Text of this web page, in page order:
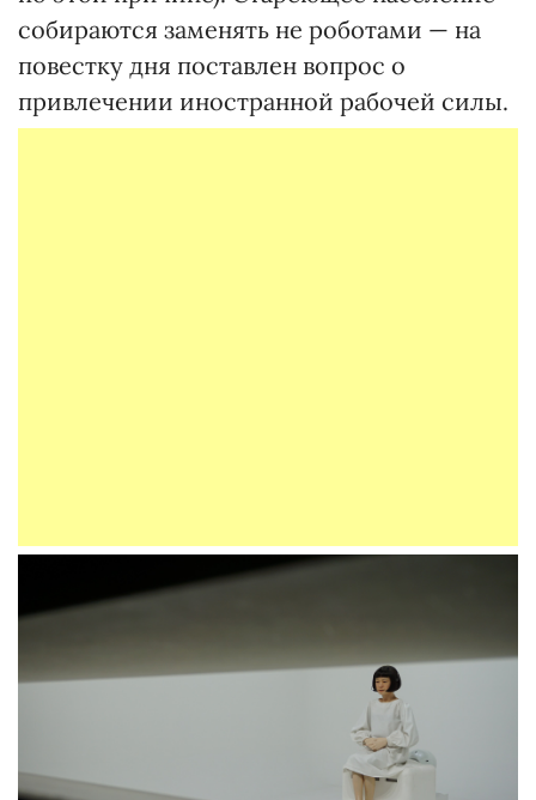
собираются заменять не роботами — на
повестку дня поставлен вопрос о
привлечении иностранной рабочей силы.